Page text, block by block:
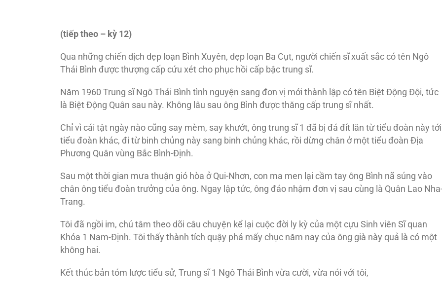
(tiếp theo – kỳ 12)
Qua những chiến dịch dẹp loạn Bình Xuyên, dẹp loạn Ba Cụt, người chiến sĩ xuất sắc có tên Ngô
Thái Bình được thượng cấp cứu xét cho phục hồi cấp bậc trung sĩ.
Năm 1960 Trung sĩ Ngô Thái Bình tình nguyện sang đơn vị mới thành lập có tên Biệt Ðộng Ðội, tức
là Biệt Ðộng Quân sau này. Không lâu sau ông Bình được thăng cấp trung sĩ nhất.
Chỉ vì cái tật ngày nào cũng say mèm, say khướt, ông trung sĩ 1 đã bị đá đít lăn từ tiểu đoàn này tới
tiểu đoàn khác, đi từ binh chủng này sang binh chủng khác, rồi dừng chân ở một tiểu đoàn Ðịa
Phương Quân vùng Bắc Bình-Ðịnh.
Sau một thời gian mưa thuận gió hòa ở Qui-Nhơn, con ma men lại cầm tay ông Bình nã súng vào
chân ông tiểu đoàn trưởng của ông. Ngay lập tức, ông đáo nhậm đơn vị sau cùng là Quân Lao
Trang.
Tôi đã ngồi im, chú tâm theo dõi câu chuyện kể lại cuộc đời ly kỳ của một cựu Sinh viên Sĩ quan
Khóa 1 Nam-Ðịnh. Tôi thấy thành tích quậy phá mấy chục năm nay của ông già này quả là có một
không hai.
Kết thúc bản tóm lược tiểu sử, Trung sĩ 1 Ngô Thái Bình vừa cười, vừa nói với tôi,